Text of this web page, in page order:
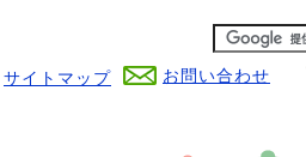
サイトマップ お問い合わせ